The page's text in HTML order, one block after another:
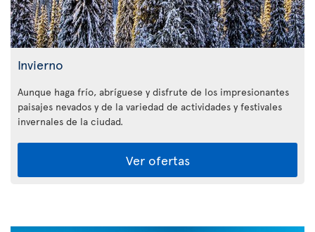
Invierno
Aunque haga frío, abríguese y disfrute de los impresionantes
paisajes nevados y de la variedad de actividades y festivales
invernales de la ciudad.
Ver ofertas